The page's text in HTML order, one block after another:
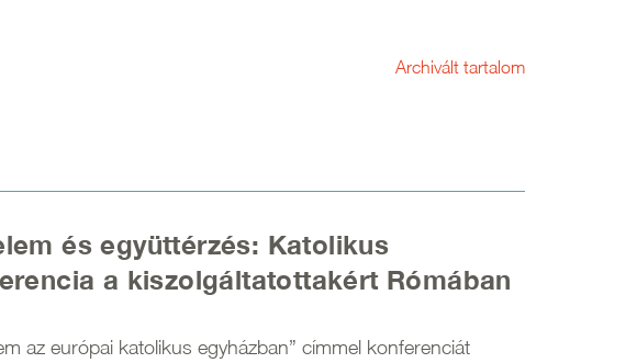
Archivált tartalom
és együttérzés: Katolikus
a kiszolgáltatottakért Rómában
az európai katolikus egyházban” címmel konferenciát